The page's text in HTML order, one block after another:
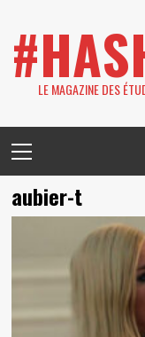
content
LE MAGAZINE DES
Menu
aubier-t